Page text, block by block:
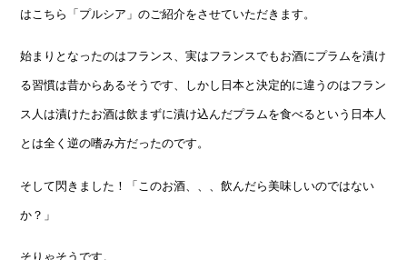
はこちら「プルシア」のご紹介をさせていただきます。
始まりとなったのはフランス、実はフランスでもお酒にプラムを漬け
る習慣は昔からあるそうです、しかし日本と決定的に違うのはフラン
ス人は漬けたお酒は飲まずに漬け込んだプラムを食べるという日本人
とは全く逆の嗜み方だったのです。
そして閃きました！「このお酒、、、飲んだら美味しいのではない
か？」
そりゃそうです。